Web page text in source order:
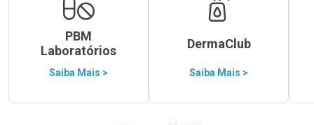
PBM
Laboratórios
Saiba Mais >
DermaClub
Saiba Mais >